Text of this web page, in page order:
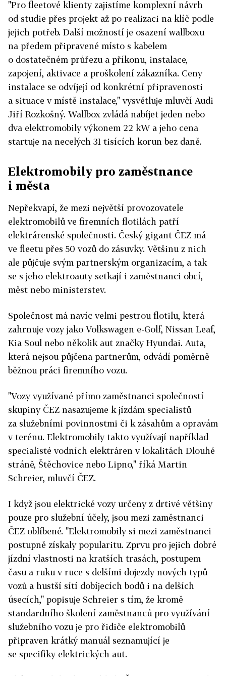
"Pro fleetové klienty zajistíme komplexní návrh
od studie přes projekt až po realizaci na klíč podle
jejich potřeb. Další možností je osazení wallboxu
na předem připravené místo s kabelem
o dostatečném průřezu a příkonu, instalace,
zapojení, aktivace a proškolení zákazníka. Ceny
instalace se odvíjejí od konkrétní připravenosti
a situace v místě instalace," vysvětluje mluvčí Audi
Jiří Rozkošný. Wallbox zvládá nabíjet jeden nebo
dva elektromobily výkonem 22 kW a jeho cena
startuje na necelých 31 tisících korun bez daně.
Elektromobily pro zaměstnance
i města
Nepřekvapí, že mezi největší provozovatele
elektromobilů ve firemních flotilách patří
elektrárenské společnosti. Český gigant ČEZ má
ve fleetu přes 50 vozů do zásuvky. Většinu z nich
ale půjčuje svým partnerským organizacím, a tak
se s jeho elektroauty setkají i zaměstnanci obcí,
měst nebo ministerstev.
Společnost má navíc velmi pestrou flotilu, která
zahrnuje vozy jako Volkswagen e-Golf, Nissan Leaf,
Kia Soul nebo několik aut značky Hyundai. Auta,
která nejsou půjčena partnerům, odvádí poměrně
běžnou práci firemního vozu.
"Vozy využívané přímo zaměstnanci společností
skupiny ČEZ nasazujeme k jízdám specialistů
za služebními povinnostmi či k zásahům a opravám
v terénu. Elektromobily takto využívají například
specialisté vodních elektráren v lokalitách Dlouhé
stráně, Štěchovice nebo Lipno," říká Martin
Schreier, mluvčí ČEZ.
I když jsou elektrické vozy určeny z drtivé většiny
pouze pro služební účely, jsou mezi zaměstnanci
ČEZ oblíbené. "Elektromobily si mezi zaměstnanci
postupně získaly popularitu. Zprvu pro jejich dobré
jízdní vlastnosti na kratších trasách, postupem
času a ruku v ruce s delšími dojezdy nových typů
vozů a hustší sítí dobíjecích bodů i na delších
úsecích," popisuje Schreier s tím, že kromě
standardního školení zaměstnanců pro využívání
služebního vozu je pro řidiče elektromobilů
připraven krátký manuál seznamující je
se specifiky elektrických aut.